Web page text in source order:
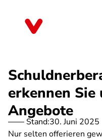
erkennen Sie
Angebote
Stand:30. Juni 2025
Nur selten offerieren